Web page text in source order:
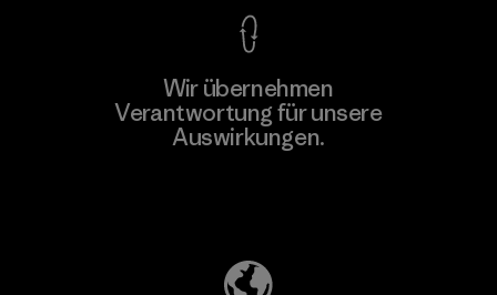
Wir übernehmen
Verantwortung für unsere
Auswirkungen.